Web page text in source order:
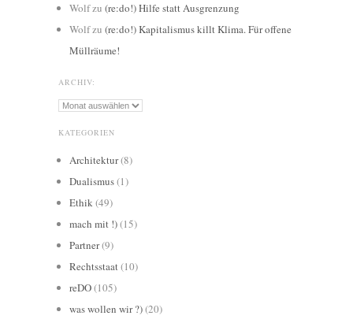
Wolfzu (re:do!) Hilfe statt Ausgrenzung
Wolfzu (re:do!) Kapitalismus killt Klima. Für offene
Müllräume!
ARCHIV:
Archiv:
KATEGORIEN
Architektur(8)
Dualismus(1)
Ethik(49)
mach mit !)(15)
Partner(9)
Rechtsstaat(10)
reDO(105)
was wollen wir ?)(20)